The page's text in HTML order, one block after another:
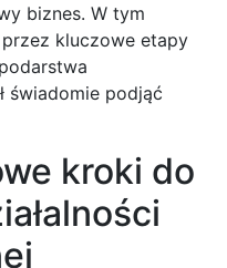
biznes. W tym
kluczowe etapy
świadomie podjąć
kroki do